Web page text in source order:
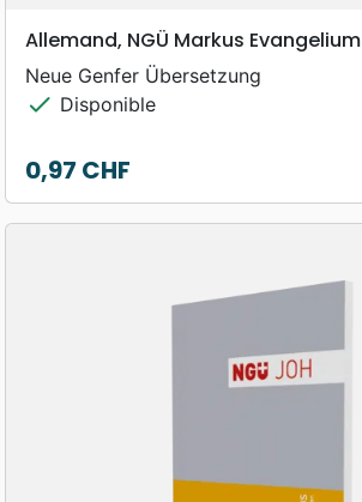
Allemand, NGÜ Markus Evangelium
Neue Genfer Übersetzung
check Disponible
Prix
0,97 CHF